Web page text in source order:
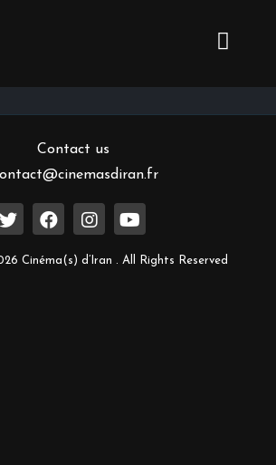
newsletter
Contact us
Cinéma(s) d’Iran . All Rights Reserved